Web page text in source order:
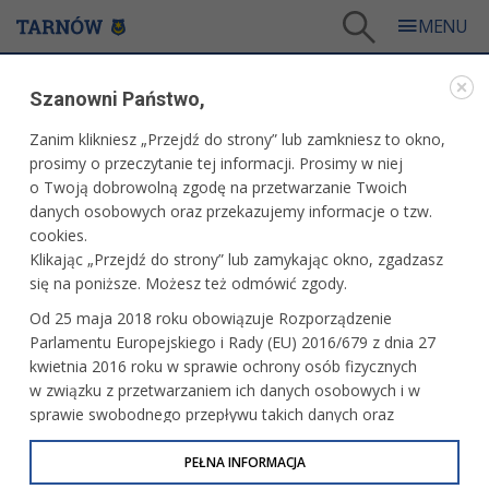
MIESIĘCZNIK TARNÓW.PL
Numer 135
Numer 134
Numer 133
Szanowni Państwo,
Zanim klikniesz „Przejdź do strony” lub zamkniesz to okno,
prosimy o przeczytanie tej informacji. Prosimy w niej
o Twoją dobrowolną zgodę na przetwarzanie Twoich
danych osobowych oraz przekazujemy informacje o tzw.
cookies.
Klikając „Przejdź do strony” lub zamykając okno, zgadzasz
się na poniższe. Możesz też odmówić zgody.
Od 25 maja 2018 roku obowiązuje Rozporządzenie
Parlamentu Europejskiego i Rady (EU) 2016/679 z dnia 27
kwietnia 2016 roku w sprawie ochrony osób fizycznych
w związku z przetwarzaniem ich danych osobowych i w
sprawie swobodnego przepływu takich danych oraz
uchylenia dyrektywy 95/46/WE (określane jako RODO, GDPR
lub Ogólne Rozporządzenie o Ochronie Danych
PEŁNA INFORMACJA